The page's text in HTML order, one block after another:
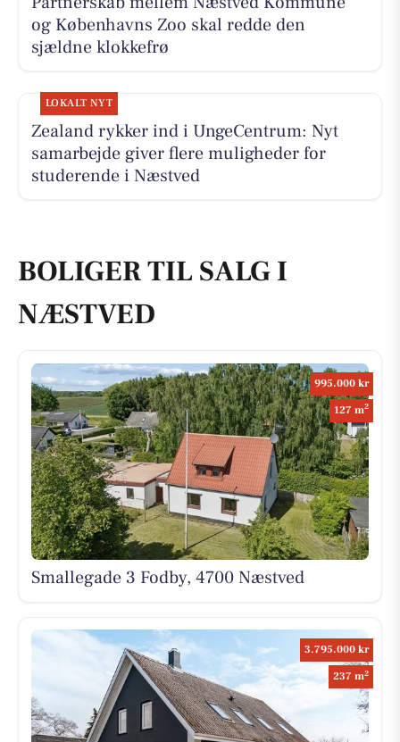
og Københavns Zoo skal redde den
sjældne klokkefrø
LOKALT NYT
Zealand rykker ind i UngeCentrum: Nyt
samarbejde giver flere muligheder for
studerende i Næstved
BOLIGER TIL SALG I
NÆSTVED
995.000 kr
127 m2
Smallegade 3 Fodby, 4700 Næstved
3.795.000 kr
237 m2